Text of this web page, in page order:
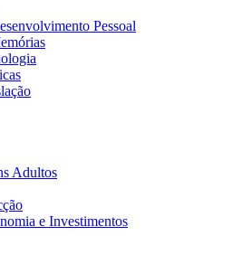
Pessoal
Adultos
e Investimentos